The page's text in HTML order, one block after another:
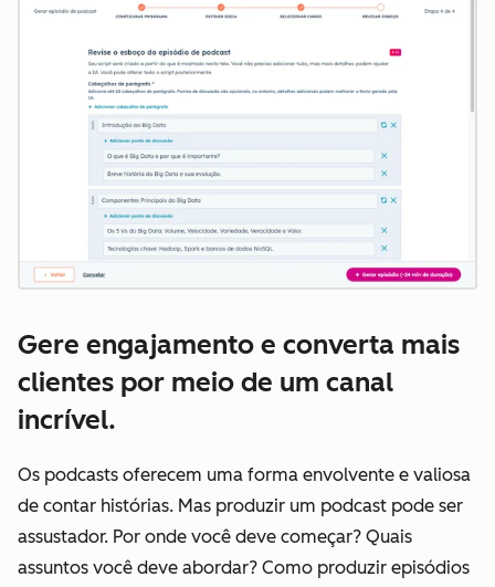
Gere engajamento e converta mais
clientes por meio de um canal
incrível.
Os podcasts oferecem uma forma envolvente e valiosa
de contar histórias. Mas produzir um podcast pode ser
assustador. Por onde você deve começar? Quais
assuntos você deve abordar? Como produzir episódios